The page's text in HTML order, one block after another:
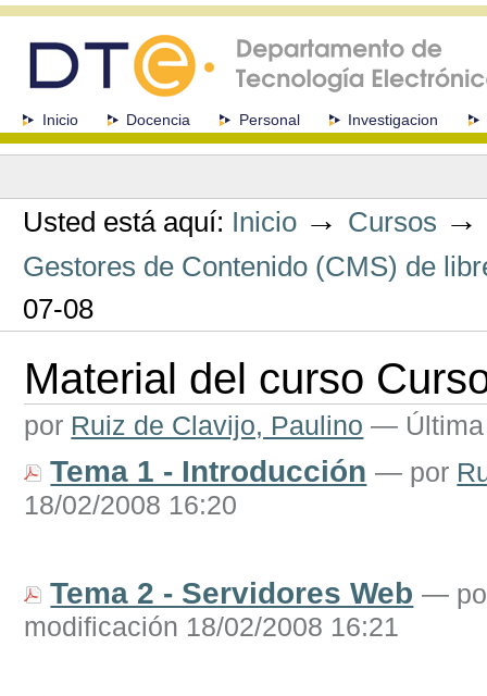
navegación
SeccionesInicio Docencia Personal Investigacion
Herramientas
Usted está aquí: Inicio → Cursos
Gestores de Contenido (CMS) de
07-08
Material del curso
por Ruiz de Clavijo, Paulino —
Tema 1 - Introducción — por
18/02/2008 16:20
Tema 2 - Servidores Web —
modificación 18/02/2008 16:21